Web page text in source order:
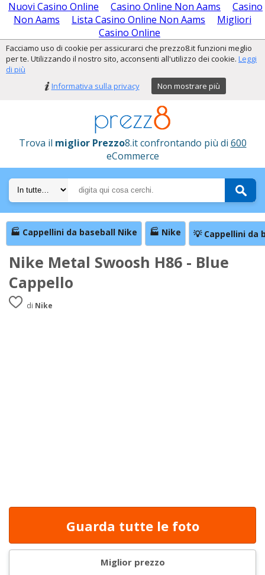
Nuovi Casino Online Casino Online Non Aams
Casino
Non Aams
Lista Casino Online Non Aams
Migliori
Casino Online
Facciamo uso di cookie per assicurarci che prezzo8.it funzioni meglio
per te. Utilizzando il nostro sito, acconsenti all'utilizzo dei cookie. Leggi
di più
Informativa sulla privacy
Non mostrare più
Trova il miglior Prezzo8.it confrontando più di 600
eCommerce
🏭 Cappellini da baseball Nike 🏭 Nike 💡 Cappellini da
Nike Metal Swoosh H86 - Blue
Cappello
di Nike
Guarda tutte le foto
Miglior prezzo